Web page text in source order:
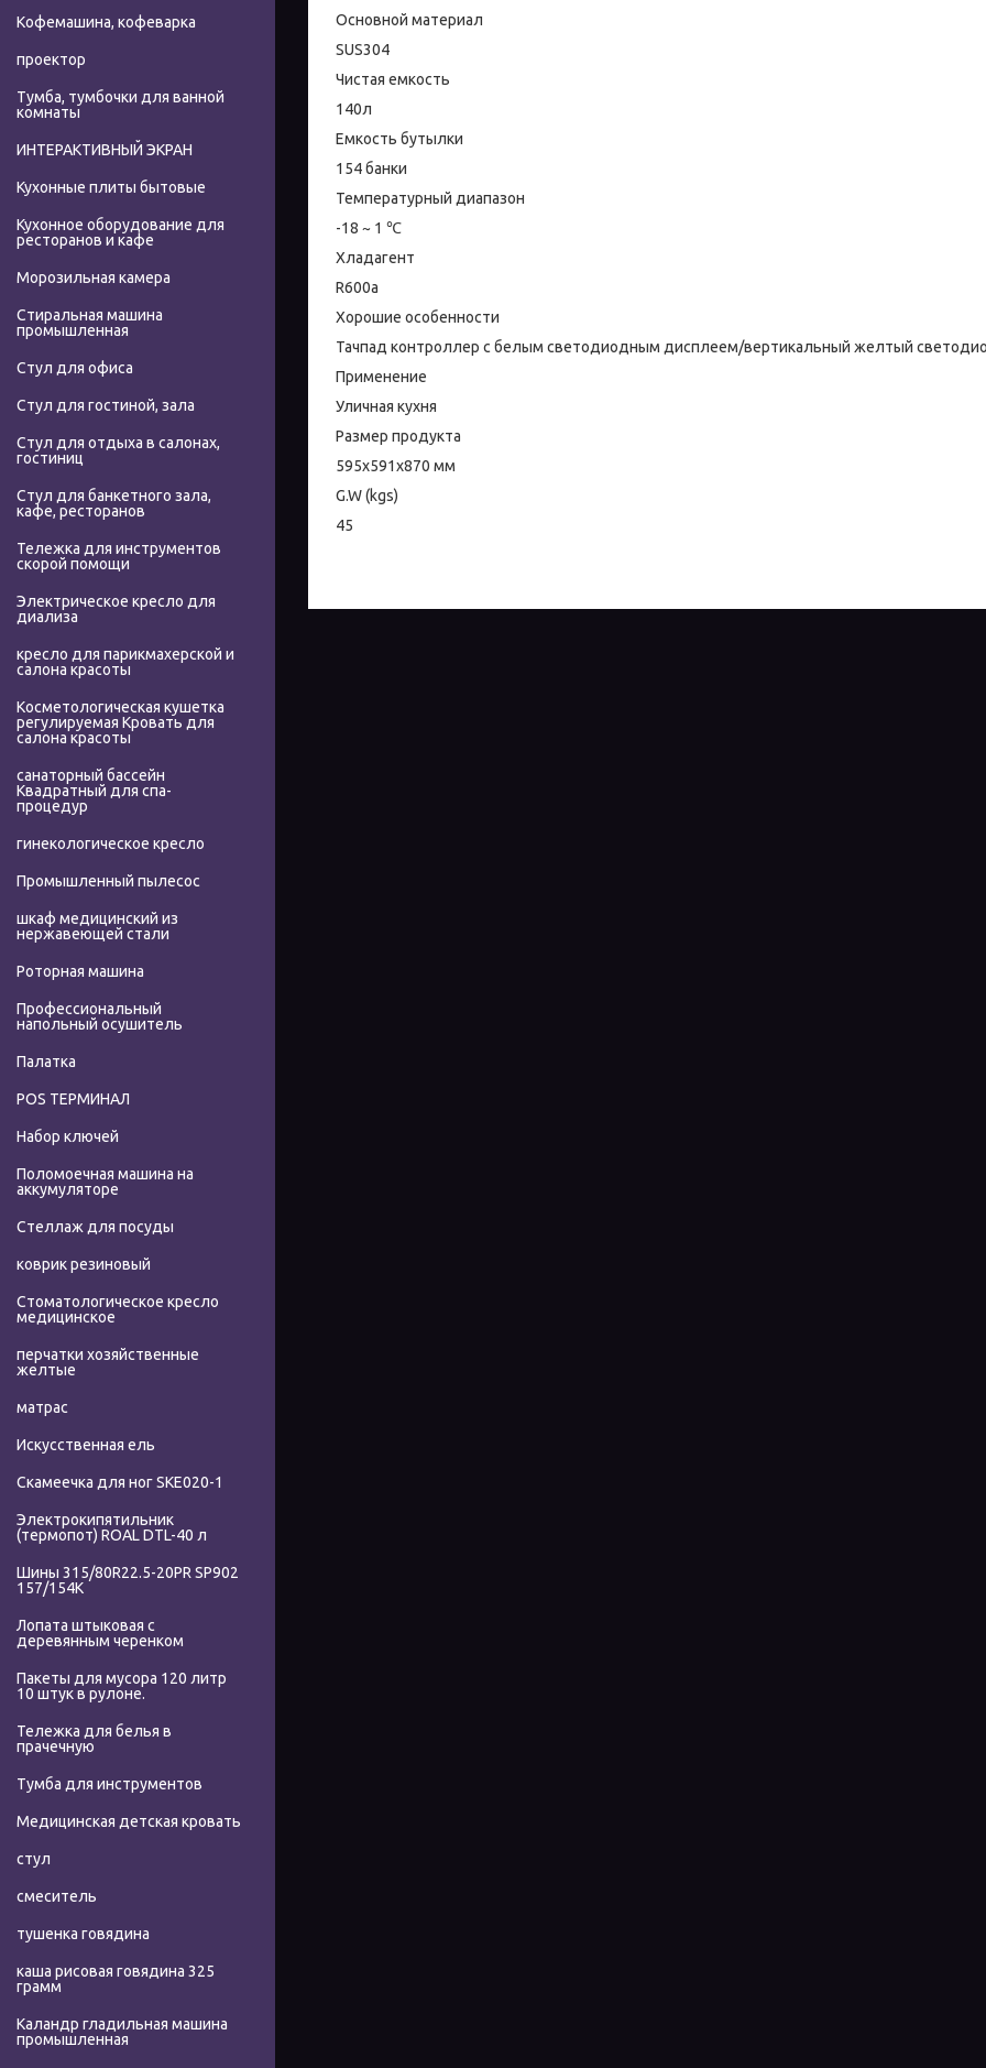
Основной материал
SUS304
Чистая емкость
140л
Емкость бутылки
154 банки
Температурный диапазон
-18 ~ 1 ℃
Хладагент
R600a
Хорошие особенности
Тачпад контроллер с белым светодиодным дисплеем/вертикальный желтый
Применение
Уличная кухня
Размер продукта
595x591x870 мм
G.W (kgs)
45
Кофемашина, кофеварка
проектор
Тумба, тумбочки для ванной
комнаты
ИНТЕРАКТИВНЫЙ ЭКРАН
Кухонные плиты бытовые
Кухонное оборудование для
ресторанов и кафе
Морозильная камера
Стиральная машина
промышленная
Стул для офиса
Стул для гостиной, зала
Стул для отдыха в салонах,
гостиниц
Стул для банкетного зала,
кафе, ресторанов
Тележка для инструментов
скорой помощи
Электрическое кресло для
диализа
кресло для парикмахерской и
салона красоты
Косметологическая кушетка
регулируемая Кровать для
салона красоты
санаторный бассейн
Квадратный для спа-
процедур
гинекологическое кресло
Промышленный пылесос
шкаф медицинский из
нержавеющей стали
Роторная машина
Профессиональный
напольный осушитель
Палатка
POS ТЕРМИНАЛ
Набор ключей
Поломоечная машина на
аккумуляторе
Стеллаж для посуды
коврик резиновый
Стоматологическое кресло
медицинское
перчатки хозяйственные
желтые
матрас
Искусственная ель
Скамеечка для ног SKE020-1
Электрокипятильник
(термопот) ROAL DTL-40 л
Шины 315/80R22.5-20PR SP902
157/154K
Лопата штыковая с
деревянным черенком
Пакеты для мусора 120 литр
10 штук в рулоне.
Тележка для белья в
прачечную
Тумба для инструментов
Медицинская детская кровать
стул
смеситель
тушенка говядина
каша рисовая говядина 325
грамм
Каландр гладильная машина
промышленная